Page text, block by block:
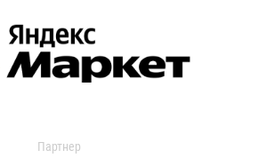
Партнер